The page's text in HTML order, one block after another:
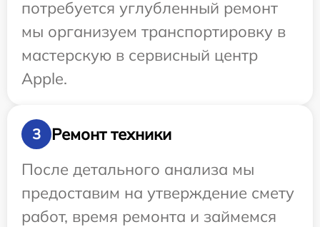
потребуется углубленный ремонт
мы организуем транспортировку в
мастерскую в сервисный центр
Apple.
3
Ремонт техники
После детального анализа мы
предоставим на утверждение смету
работ, время ремонта и займемся